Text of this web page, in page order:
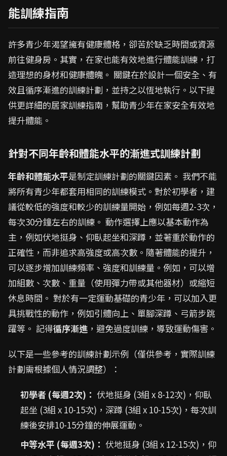
能訓練指南
許多青少年渴望擁有健康體格，卻苦於缺乏時間或資源
前往健身房。其實，在家也能有效地進行體能訓練，打
造理想的身材和健康體魄。 關鍵在於設計一個安全、有
效且循序漸進的訓練計劃，並持之以恆地執行。以下提
供更詳細的居家訓練指南，幫助青少年在家安全有效地
提升體能。
針對不同年齡和體能水平的漸進式訓練計劃
年齡和體能水平是制定訓練計劃的關鍵因素。 我們不能
將所有青少年都套用相同的訓練模式。對於初學者，建
議從較低的強度和較少的訓練量開始，例如每週2-3次，
每次30分鐘左右的訓練。 動作選擇上應以基本動作為
主，例如伏地挺身、仰臥起坐和深蹲，並著重於動作的
正確性，而非追求高強度或高次數。隨著體能的提升，
可以逐步增加訓練頻率、強度和訓練量。例如，可以增
加組數、次數、重量（使用彈力帶或其他器材）或縮短
休息時間。 對於有一定運動基礎的青少年，可以加入更
具挑戰性的動作，例如引體向上、單腳深蹲、弓箭步跳
躍等。 記得循序漸進 ，避免過度訓練，導致運動傷害。
以下是一些參考的訓練計劃示例（僅供參考，實際訓練
計劃需根據個人情況調整）：
初學者 (每週2次)： 伏地挺身 (3組 x 8-12次)，仰臥
起坐 (3組 x 10-15次)，深蹲 (3組 x 10-15次)，每次訓
練後安排10-15分鐘的伸展運動。
中等水平 (每週3次)： 伏地挺身 (3組 x 12-15次)，仰